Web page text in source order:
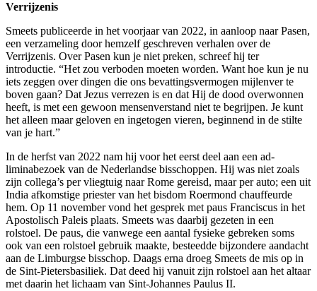
Verrijzenis
Smeets publiceerde in het voorjaar van 2022, in aanloop naar Pasen,
een verzameling door hemzelf geschreven verhalen over de
Verrijzenis. Over Pasen kun je niet preken, schreef hij ter
introductie. “Het zou verboden moeten worden. Want hoe kun je nu
iets zeggen over dingen die ons bevattingsvermogen mijlenver te
boven gaan? Dat Jezus verrezen is en dat Hij de dood overwonnen
heeft, is met een gewoon mensenverstand niet te begrijpen. Je kunt
het alleen maar geloven en ingetogen vieren, beginnend in de stilte
van je hart.”
In de herfst van 2022 nam hij voor het eerst deel aan een ad-
liminabezoek van de Nederlandse bisschoppen. Hij was niet zoals
zijn collega’s per vliegtuig naar Rome gereisd, maar per auto; een uit
India afkomstige priester van het bisdom Roermond chauffeurde
hem. Op 11 november vond het gesprek met paus Franciscus in het
Apostolisch Paleis plaats. Smeets was daarbij gezeten in een
rolstoel. De paus, die vanwege een aantal fysieke gebreken soms
ook van een rolstoel gebruik maakte, besteedde bijzondere aandacht
aan de Limburgse bisschop. Daags erna droeg Smeets de mis op in
de Sint-Pietersbasiliek. Dat deed hij vanuit zijn rolstoel aan het altaar
met daarin het lichaam van Sint-Johannes Paulus II.